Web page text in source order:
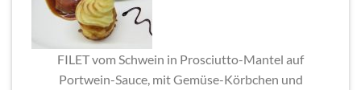
FILET vom Schwein in Prosciutto-Mantel auf
Portwein-Sauce, mit Gemüse-Körbchen und